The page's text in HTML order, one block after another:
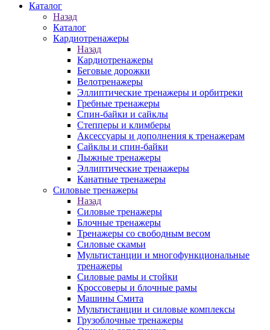
Каталог
Назад
Каталог
Кардиотренажеры
Назад
Кардиотренажеры
Беговые дорожки
Велотренажеры
Эллиптические тренажеры и орбитреки
Гребные тренажеры
Спин-байки и сайклы
Степперы и климберы
Аксессуары и дополнения к тренажерам
Сайклы и спин-байки
Лыжные тренажеры
Эллиптические тренажеры
Канатные тренажеры
Силовые тренажеры
Назад
Силовые тренажеры
Блочные тренажеры
Тренажеры со свободным весом
Силовые скамьи
Мультистанции и многофункциональные
тренажеры
Силовые рамы и стойки
Кроссоверы и блочные рамы
Машины Смита
Мультистанции и силовые комплексы
Грузоблочные тренажеры